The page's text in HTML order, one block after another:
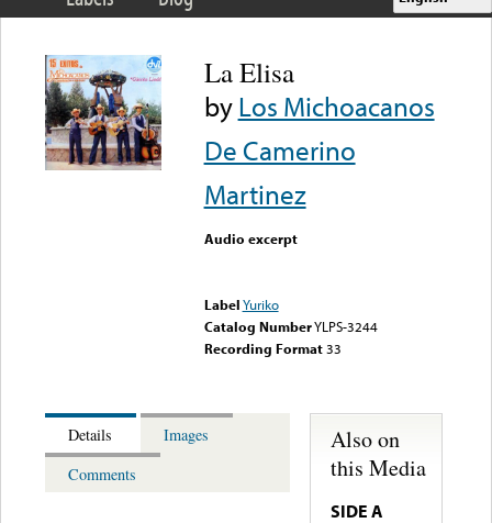
La Elisa
byLos Michoacanos
De Camerino
Martinez
Audio excerpt
LabelYuriko
Catalog NumberYLPS-3244
Recording Format33
Details
Images
Comments
Also on
this Media
SIDE A